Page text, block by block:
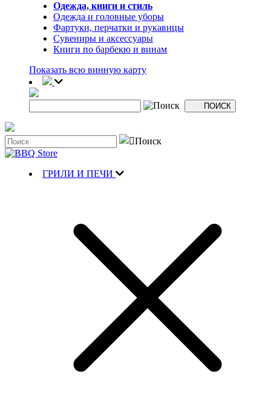
Одежда, книги и стиль
Одежда и головные уборы
Фартуки, перчатки и рукавицы
Сувениры и аксессуары
Книги по барбекю и винам
Показать всю винную карту
ГРИЛИ И ПЕЧИ